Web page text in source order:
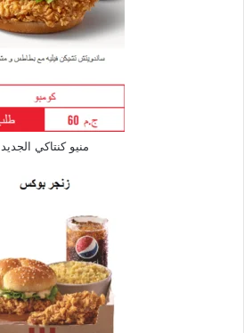
منيو كنتاكي الجديد